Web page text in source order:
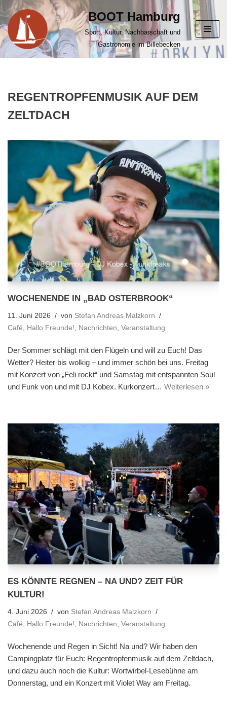
Zum
Inhalt
springen
BOOT Hamburg
Sport, Kultur, Nachbarschaft und
Gastronomie im Billebecken
REGENTROPFENMUSIK AUF DEM
ZELTDACH
WOCHENENDE IN „BAD OSTERBROOK“
11. Juni 2026 von Stefan Andreas Malzkorn
Café
Hallo Freunde! Nachrichten Veranstaltung
Der Sommer schlägt mit den Flügeln und will zu Euch! Das
Wetter? Heiter bis wolkig – und immer schön bei uns. Freitag
mit Konzert von „Feli rockt“ und Samstag mit entspannten Soul
und Funk von und mit DJ Kobex. Kurkonzert… Weiterlesen »
ES KÖNNTE REGNEN – NA UND? ZEIT FÜR
KULTUR!
4. Juni 2026 von Stefan Andreas Malzkorn
Café, Hallo Freunde!, Nachrichten, Veranstaltung
Wochenende und Regen in Sicht! Na und? Wir haben den
Campingplatz für Euch: Regentropfenmusik auf dem Zeltdach,
und dazu auch noch die Kultur: Wortwirbel-Lesebühne am
Donnerstag, und ein Konzert mit Violet Way am Freitag.